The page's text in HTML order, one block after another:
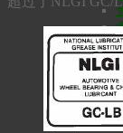
润滑脂